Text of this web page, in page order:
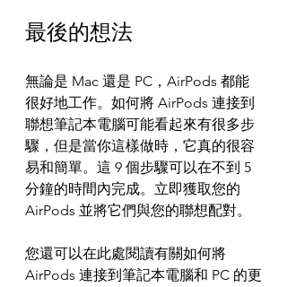
最後的想法
無論是 Mac 還是 PC，AirPods 都能
很好地工作。如何將 AirPods 連接到
聯想筆記本電腦可能看起來有很多步
驟，但是當你這樣做時，它真的很容
易和簡單。這 9 個步驟可以在不到 5
分鐘的時間內完成。立即獲取您的
AirPods 並將它們與您的聯想配對。
您還可以在此處閱讀有關如何將
AirPods 連接到筆記本電腦和 PC 的更